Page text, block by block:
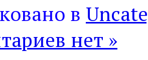
в
нет »